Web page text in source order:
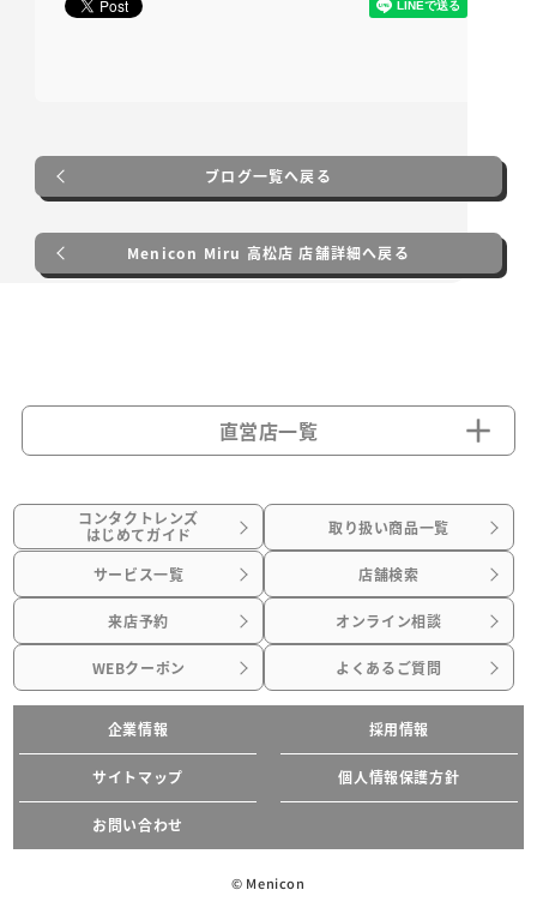
ブログ一覧へ戻る
Menicon Miru 高松店 店舗詳細へ戻る
直営店一覧
コンタクトレンズ
はじめてガイド 取り扱い商品一覧
サービス一覧 店舗検索
来店予約 オンライン相談
WEBクーポン よくあるご質問
企業情報 採用情報
サイトマップ 個人情報保護方針
お問い合わせ
© Menicon